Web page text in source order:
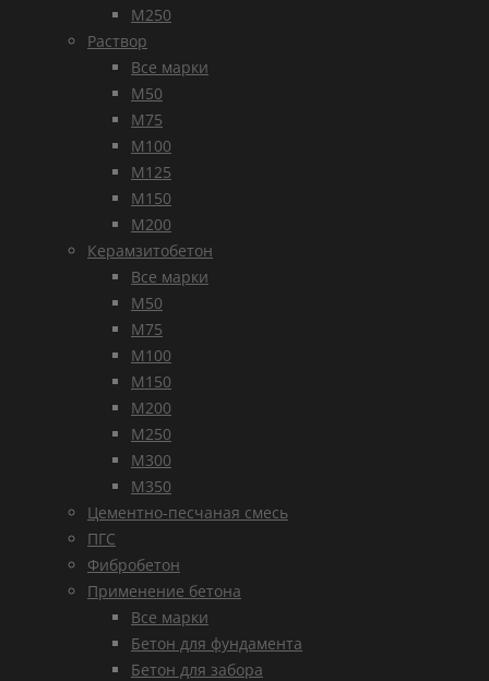
М250
Раствор
Все марки
М50
М75
М100
М125
М150
М200
Керамзитобетон
Все марки
М50
М75
М100
М150
М200
М250
М300
М350
Цементно-песчаная смесь
ПГС
Фибробетон
Применение бетона
Все марки
Бетон для фундамента
Бетон для забора